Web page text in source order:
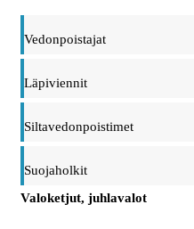
Vedonpoistajat
Läpiviennit
Siltavedonpoistimet
Suojaholkit
Valoketjut, juhlavalot